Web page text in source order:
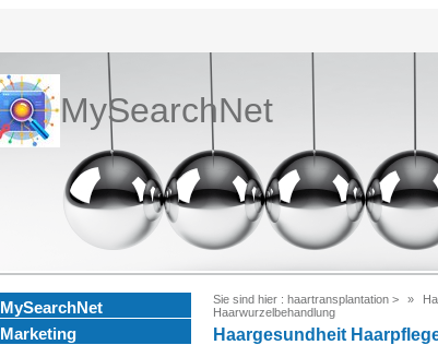
MySearchNet
MySearchNet
Marketing
Sie sind hier : haartransplantation >
Haarwurzelbehandlung
Haargesundheit